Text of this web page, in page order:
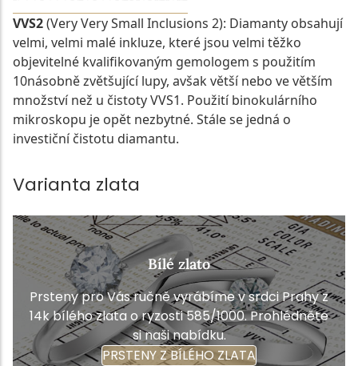
VVS2(Very Very Small Inclusions 2): Diamanty obsahují
velmi, velmi malé inkluze, které jsou velmi těžko
objevitelné kvalifikovaným gemologem s použitím
10násobně zvětšující lupy, avšak větší nebo ve větším
množství než u čistoty VVS1. Použití binokulárního
mikroskopu je opět nezbytné. Stále se jedná o
investiční čistotu diamantu.
Varianta zlata
Bílé zlato
Prsteny pro Vás ručně vyrábíme v srdci Prahy z
14k bílého zlata o ryzosti 585/1000. Prohlédněte
si naši nabídku.
PRSTENY Z BÍLÉHO ZLATA